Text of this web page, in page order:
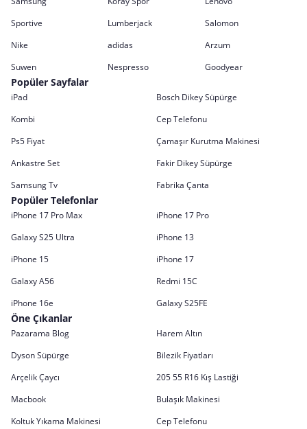
Sportive
Lumberjack
Salomon
Nike
adidas
Arzum
Suwen
Nespresso Goodyear
Popüler Sayfalar
iPad
Bosch Dikey Süpürge
Kombi
Cep Telefonu
Ps5 Fiyat
Çamaşır Kurutma Makinesi
Ankastre Set
Fakir Dikey Süpürge
Samsung Tv
Fabrika Çanta
Popüler Telefonlar
iPhone 17 Pro Max
iPhone 17 Pro
Galaxy S25 Ultra
iPhone 13
iPhone 15
iPhone 17
Galaxy A56
Redmi 15C
iPhone 16e
Galaxy S25FE
Öne Çıkanlar
Pazarama Blog
Harem Altın
Dyson Süpürge
Bilezik Fiyatları
Arçelik Çaycı
205 55 R16 Kış Lastiği
Macbook
Bulaşık Makinesi
Koltuk Yıkama Makinesi
Cep Telefonu